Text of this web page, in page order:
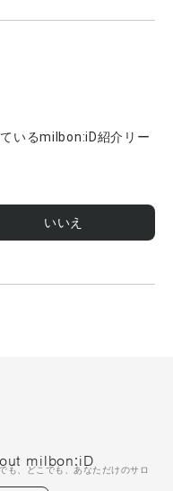
いるmilbon:iD紹介リー
いいえ
milbon:iD
も、どこでも、あなただけのサロ